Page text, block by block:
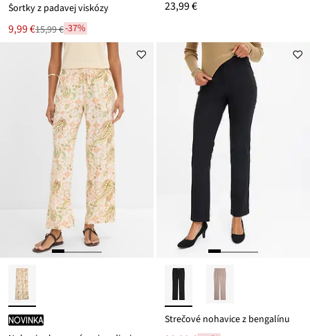
Šortky z padavej viskózy
Nová
cena
9,99 €
Zľava15,99 €-37%
23,99 €
novinka Strečové nohavice z bengalínu